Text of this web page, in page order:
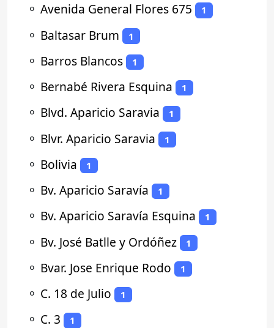
⚬ Avenida General Flores 675 1
⚬ Baltasar Brum 1
⚬ Barros Blancos 1
⚬ Bernabé Rivera Esquina 1
⚬ Blvd. Aparicio Saravia 1
⚬ Blvr. Aparicio Saravia 1
⚬ Bolivia 1
⚬ Bv. Aparicio Saravía 1
⚬ Bv. Aparicio Saravía Esquina 1
⚬ Bv. José Batlle y Ordóñez 1
⚬ Bvar. Jose Enrique Rodo 1
⚬ C. 18 de Julio 1
⚬ C. 3 1